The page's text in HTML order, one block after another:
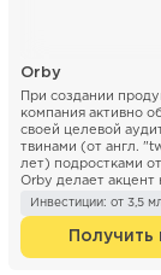
Orby
При создании
компания активно
своей целевой
твинами (от англ.
лет) подростками
Orby делает акцент
актуальных
Инвестиции: от 3,5
Получить